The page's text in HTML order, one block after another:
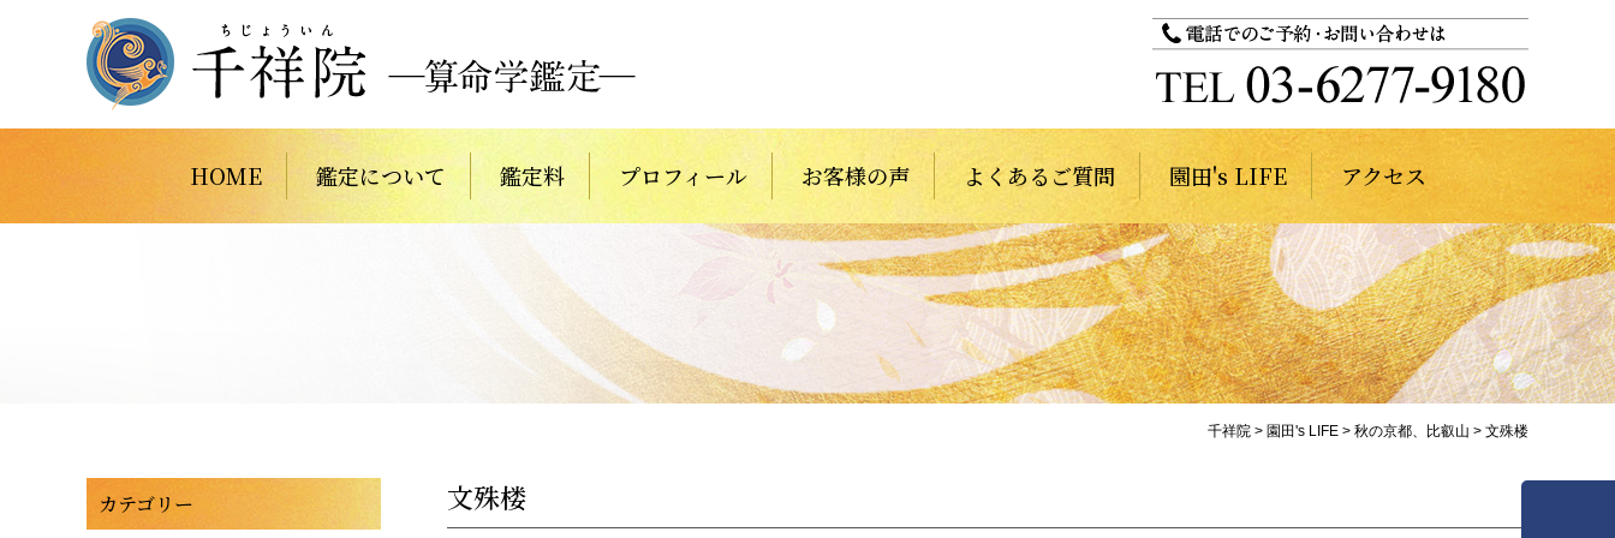
HOME 鑑定について 鑑定料 プロフィール お客様の声 よくあるご質問 園田's LIFE アクセス
千祥院 > 園田's LIFE > 秋の京都、比叡山 > 文殊楼
文殊楼
カテゴリー